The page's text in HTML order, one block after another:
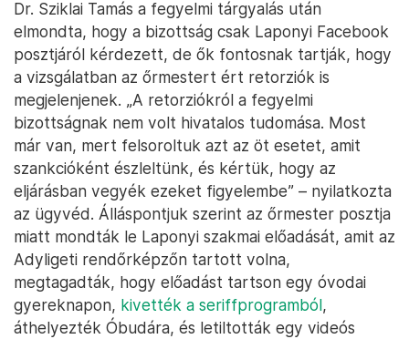
Dr. Sziklai Tamás a fegyelmi tárgyalás után
elmondta, hogy a bizottság csak Laponyi Facebook
posztjáról kérdezett, de ők fontosnak tartják, hogy
a vizsgálatban az őrmestert ért retorziók is
megjelenjenek. „A retorziókról a fegyelmi
bizottságnak nem volt hivatalos tudomása. Most
már van, mert felsoroltuk azt az öt esetet, amit
szankcióként észleltünk, és kértük, hogy az
eljárásban vegyék ezeket figyelembe” – nyilatkozta
az ügyvéd. Álláspontjuk szerint az őrmester posztja
miatt mondták le Laponyi szakmai előadását, amit az
Adyligeti rendőrképzőn tartott volna,
megtagadták, hogy előadást tartson egy óvodai
gyereknapon, kivették a seriffprogramból,
áthelyezték Óbudára, és letiltották egy videós